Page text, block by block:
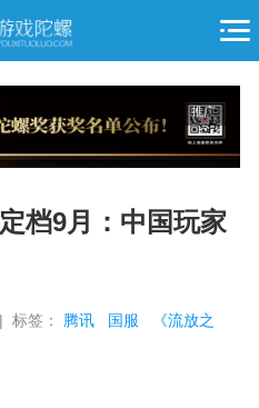
推广
档9月：中国玩家
标签： 腾讯 国服 《流放之